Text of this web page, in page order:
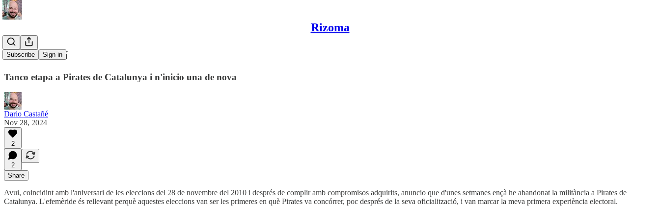
Rizoma
Subscribe Sign in
Un nou camí
Tanco etapa a Pirates de Catalunya i n'inicio una de nova
Dario Castañé
Nov 28, 2024
2
2
Share
Avui, coincidint amb l'aniversari de les eleccions del 28 de novembre del 2010 i després de complir amb compromisos adquirits, anuncio que d'unes setmanes ençà he abandonat la militància a Pirates de
Catalunya. L'efemèride és rellevant perquè aquestes eleccions van ser les primeres en què Pirates va concórrer, poc després de la seva oficialització, i van marcar la meva primera experiència electoral.